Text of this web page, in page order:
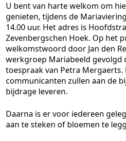
U bent van harte welkom om
genieten, tijdens de
14.00 uur. Het adres is
Zevenbergschen Hoek. Op het
welkomstwoord door Jan den
werkgroep Mariabeeld gevolgd
toespraak van Petra
communicanten zullen aan de
bijdrage leveren.
Daarna is er voor iedereen
aan te steken of bloemen te